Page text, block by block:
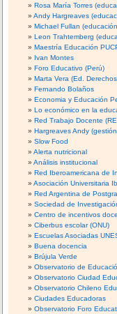
Rosa María Torres
Andy Hargreaves
Michael Fullan
Leon Trahtemberg
Maestría Educación
Ivan Montes
Foro Educativo (Perú)
Marta Vera (Ed.
Fernando Bolaños
Economia y Educación
Lo económico en la
Red Trabajo Docente
Hargreaves Andy
Slow Food
Alerta nutricional
Análisis institucional
Red Iberoamericana de
Asociación Universitaria
Red Argentina de
Sociedad de
Centro de incentivos
Ciberbus escolar (ONU)
Escuelas Asociadas
Buena docencia
Brújula Verde
Observatorio de
Observatorio Ciudad
Observatorio Chileno
Ciudades Educadoras
Observatorio Foro